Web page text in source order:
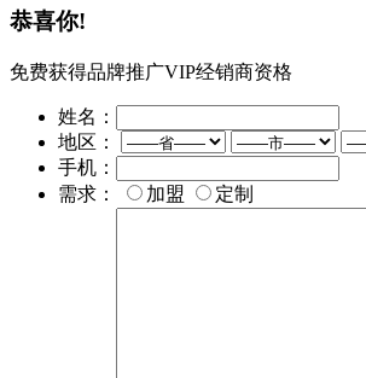
恭喜你!
免费获得品牌推广VIP经销商资格
姓名：
地区：
手机：
需求：
加盟 定制